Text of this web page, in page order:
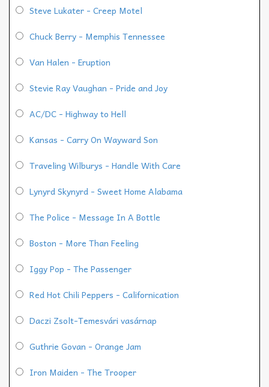
Steve Lukater - Creep Motel
Chuck Berry - Memphis Tennessee
Van Halen - Eruption
Stevie Ray Vaughan - Pride and Joy
AC/DC - Highway to Hell
Kansas - Carry On Wayward Son
Traveling Wilburys - Handle With Care
Lynyrd Skynyrd - Sweet Home Alabama
The Police - Message In A Bottle
Boston - More Than Feeling
Iggy Pop - The Passenger
Red Hot Chili Peppers - Californication
Daczi Zsolt-Temesvári vasárnap
Guthrie Govan - Orange Jam
Iron Maiden - The Trooper